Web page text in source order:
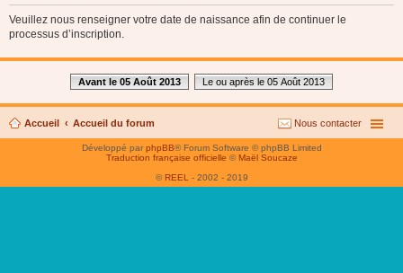
Veuillez nous renseigner votre date de naissance afin de continuer le
processus d’inscription.
Avant le 05 Août 2013 Le ou après le 05 Août 2013
Accueil Accueil du forum Nous contacter
Développé parphpBB® Forum Software © phpBB Limited
Traduction française officielle © Maël Soucaze
© REEL - 2002 - 2019